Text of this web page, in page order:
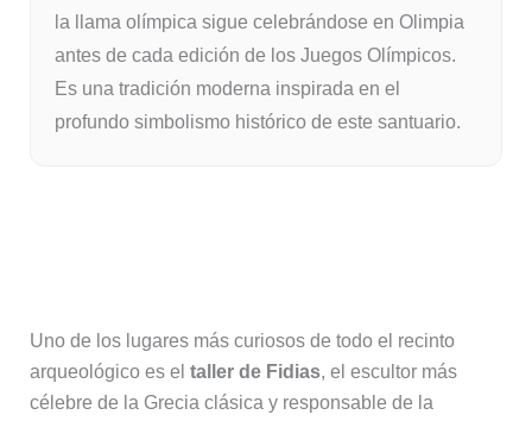
la llama olímpica sigue celebrándose en Olimpia
antes de cada edición de los Juegos Olímpicos.
Es una tradición moderna inspirada en el
profundo simbolismo histórico de este santuario.
Uno de los lugares más curiosos de todo el recinto
arqueológico es el taller de Fidias, el escultor más
célebre de la Grecia clásica y responsable de la